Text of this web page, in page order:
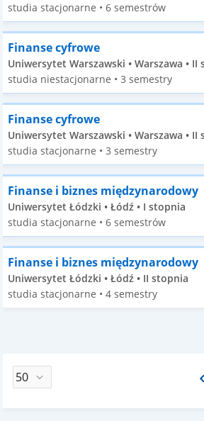
studia stacjonarne • 6 semestrów
Finanse cyfrowe
Uniwersytet Warszawski • Warszawa • II
studia niestacjonarne • 3 semestry
Finanse cyfrowe
Uniwersytet Warszawski • Warszawa • II
studia stacjonarne • 3 semestry
Finanse i biznes międzynarodowy
Uniwersytet Łódzki • Łódź • I stopnia
studia stacjonarne • 6 semestrów
Finanse i biznes międzynarodowy
Uniwersytet Łódzki • Łódź • II stopnia
studia stacjonarne • 4 semestry